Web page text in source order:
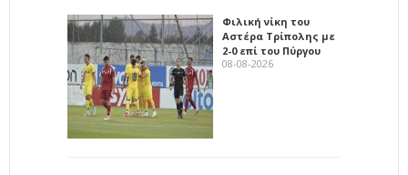
Φιλική νίκη του
Αστέρα Τρίπολης με
2-0 επί του Πύργου
08-08-2026